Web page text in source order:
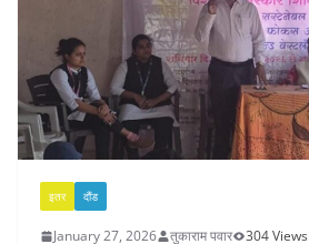
इतर दौंड
January 27, 2026 तुकाराम पवार 304 Views